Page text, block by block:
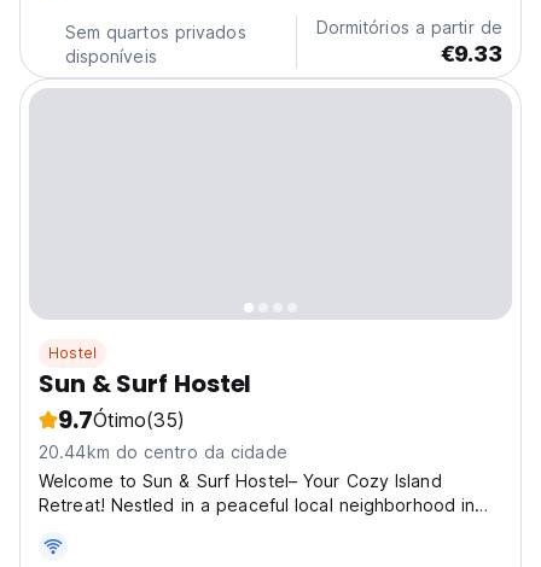
of local wood artistry and clean...
Sem quartos privados
disponíveis
Dormitórios a partir de
€9.33
Hostel
Sun & Surf Hostel
9.7Ótimo(35)
20.44km do centro da cidade
Welcome to Sun & Surf Hostel– Your Cozy Island
Retreat! Nestled in a peaceful local neighborhood in
travelers looking for comfort, community, and an